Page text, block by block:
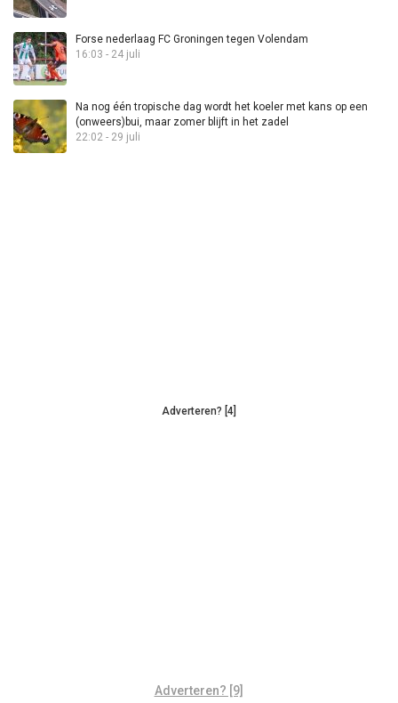
Forse nederlaag FC Groningen tegen Volendam
16:03 - 24 juli
Na nog één tropische dag wordt het koeler met kans op een
(onweers)bui, maar zomer blijft in het zadel
22:02 - 29 juli
Adverteren? [4]
Adverteren? [9]